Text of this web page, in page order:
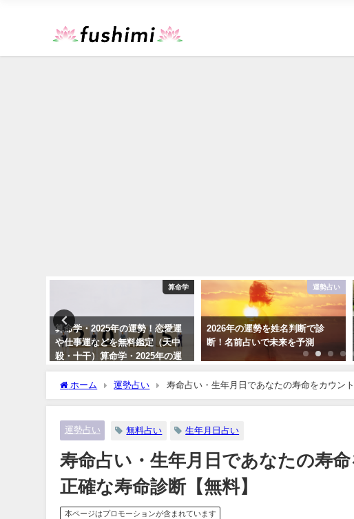
算命学
算命学・2025年の運勢！恋愛運
や仕事運などを無料鑑定（天中
殺・十干）算命学・2025年の運
勢！恋愛運や仕事運などを無料
鑑定（天中殺・十干）
運勢占い
2026年の運勢を姓名判断で診
断！名前占いで未来を予測
ホーム 運勢占い 寿命占い・生年月日であなたの寿命をカウン
運勢占い 無料占い 生年月日占い
寿命占い・生年月日であなたの寿
正確な寿命診断【無料】
本ページはプロモーションが含まれています